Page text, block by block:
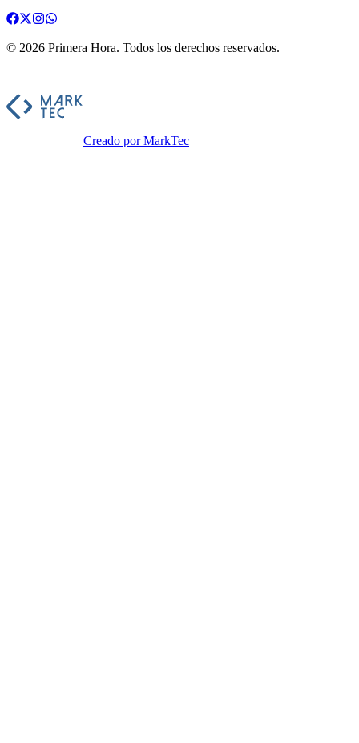
© 2026 Primera Hora. Todos los derechos reservados.
Creado por MarkTec